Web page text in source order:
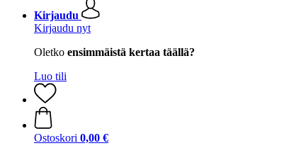
Kirjaudu
Kirjaudu nyt
Oletko ensimmäistä kertaa täällä?
Luo tili
Ostoskori 0,00 €